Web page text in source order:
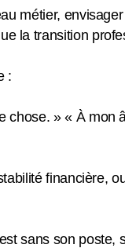
métier,
la transition
:
» « À mon
financière,
sans son